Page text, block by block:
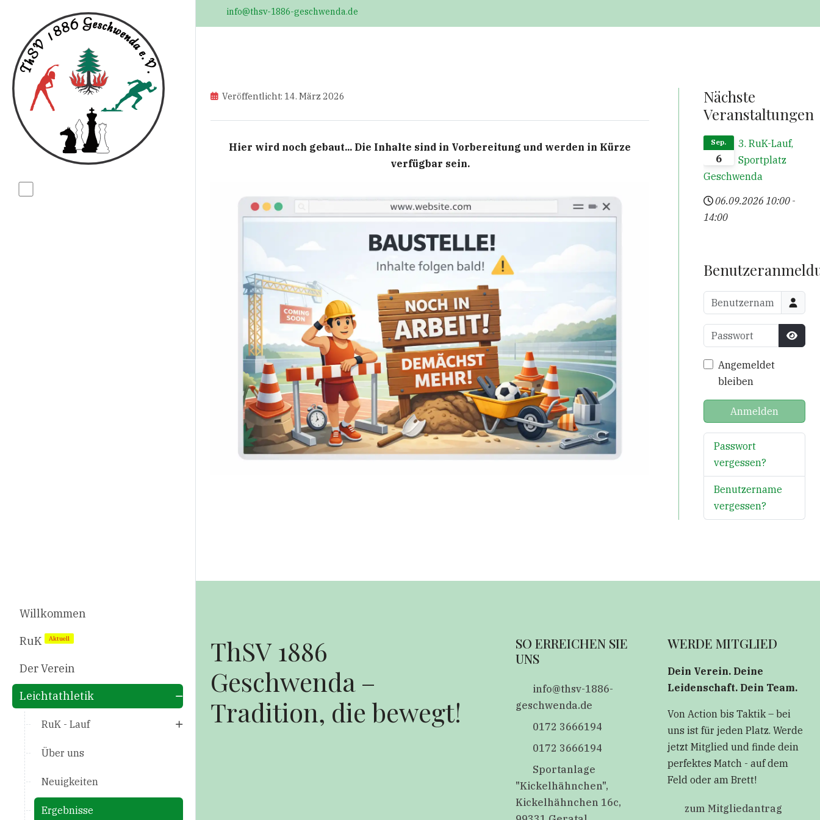
Willkommen
RuK
Aktuell
Der Verein
Leichtathletik
RuK - Lauf
Über uns
Neuigkeiten
Ergebnisse
info@thsv-1886-geschwenda.de
Veröffentlicht: 14. März 2026
Hier wird noch gebaut... Die Inhalte sind in Vorbereitung und werden in Kürze
verfügbar sein.
Nächste
Veranstaltungen
6
Sep.
3. RuK-Lauf,
Sportplatz
Geschwenda
06.09.202610:00 -
14:00
Benutzername
Passwort
Angemeldet
bleiben
Anmelden
Passwort
vergessen?
Benutzername
vergessen?
ThSV 1886
Geschwenda –
Tradition, die bewegt!
SO ERREICHEN SIE
UNS
info@thsv-1886-
geschwenda.de
0172 3666194
0172 3666194
Sportanlage
"Kickelhähnchen",
Kickelhähnchen 16c,
WERDE MITGLIED
Dein Verein. Deine
Leidenschaft. Dein Team.
Von Action bis Taktik – bei
uns ist für jeden Platz. Werde
jetzt Mitglied und finde dein
perfektes Match - auf dem
Feld oder am Brett!
zum Mitgliedantrag